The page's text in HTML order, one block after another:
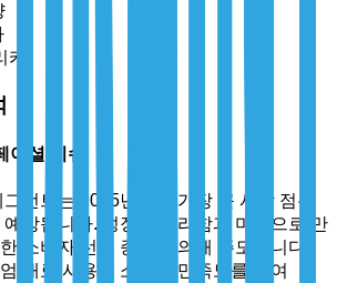
이셜 티슈
그먼트는 2025년까지 가장 큰 시장 점유
예상됩니다. 성장은 편리함과 미적으로 만
소비자 선호 증가에 의해 주도됩니다.
재료 사용은 소비자 만족도를 높여